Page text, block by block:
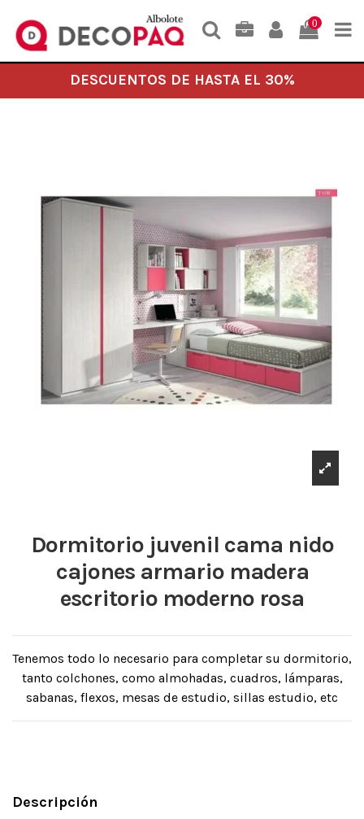
0
DESCUENTOS DE HASTA EL 30%
Dormitorio juvenil cama nido
cajones armario madera
escritorio moderno rosa
Tenemos todo lo necesario para completar su dormitorio,
tanto colchones, como almohadas, cuadros, lámparas,
sabanas, flexos, mesas de estudio, sillas estudio, etc
Descripción